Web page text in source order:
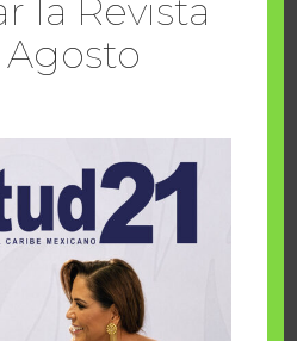
inspira; cumplen
y Make-A-Wish
la Revista
Agosto